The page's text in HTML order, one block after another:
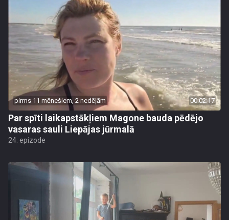
pirms 11 mēnešiem, 2 nedēļām 00:02:17
Par spīti laikapstākļiem Magone bauda pēdējo
vasaras sauli Liepājas jūrmalā
24. epizode